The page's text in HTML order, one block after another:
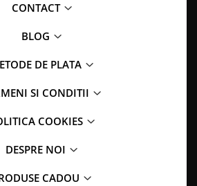
CONTACT
BLOG
DE PLATA
SI CONDITII
COOKIES
DESPRE NOI
CADOU